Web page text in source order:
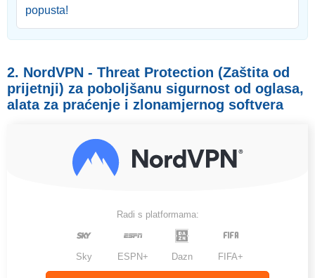
popusta!
2. NordVPN - Threat Protection (Zaštita od
prijetnji) za poboljšanu sigurnost od oglasa,
alata za praćenje i zlonamjernog softvera
Radi s platformama:
Sky ESPN+ Dazn FIFA+